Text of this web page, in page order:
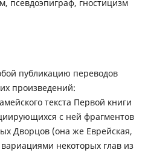
псевдоэпиграф, гностицизм
публикацию переводов
произведений:
текста Первой книги
с ней фрагментов
Дворцов (она же Еврейская,
некоторых глав из